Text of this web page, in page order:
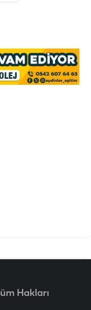
Hakları